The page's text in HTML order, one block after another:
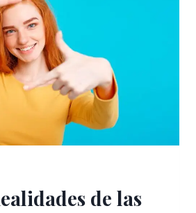
de las